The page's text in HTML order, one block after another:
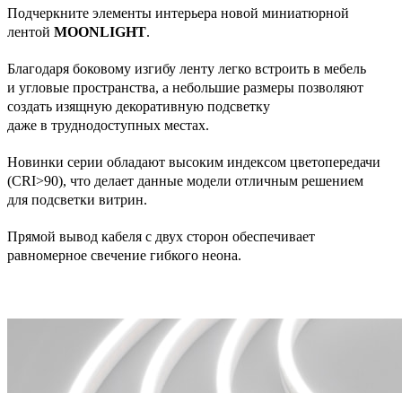
Подчеркните элементы интерьера новой миниатюрной
лентой MOONLIGHT.
Благодаря боковому изгибу ленту легко встроить в мебель
и угловые пространства, а небольшие размеры позволяют
создать изящную декоративную подсветку
даже в труднодоступных местах.
Новинки серии обладают высоким индексом цветопередачи
(CRI>90), что делает данные модели отличным решением
для подсветки витрин.
Прямой вывод кабеля с двух сторон обеспечивает
равномерное свечение гибкого неона.